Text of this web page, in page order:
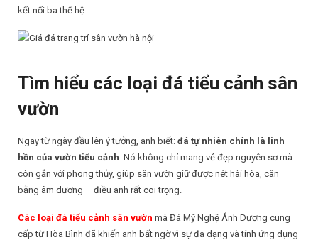
kết nối ba thế hệ.
Tìm hiểu các loại đá tiểu cảnh sân
vườn
Ngay từ ngày đầu lên ý tưởng, anh biết: đá tự nhiên chính là linh
hồn của vườn tiểu cảnh . Nó không chỉ mang vẻ đẹp nguyên sơ mà
còn gắn với phong thủy, giúp sân vườn giữ được nét hài hòa, cân
bằng âm dương – điều anh rất coi trọng.
Các loại đá tiểu cảnh sân vườn mà Đá Mỹ Nghệ Ánh Dương cung
cấp từ Hòa Bình đã khiến anh bất ngờ vì sự đa dạng và tính ứng dụng